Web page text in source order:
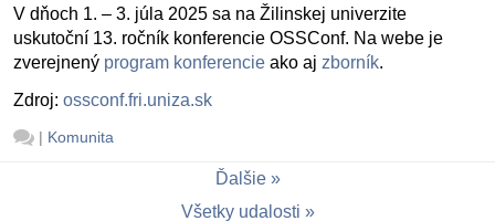
V dňoch 1. – 3. júla 2025 sa na Žilinskej univerzite
uskutoční 13. ročník konferencie OSSConf. Na webe je
zverejnený program konferencie ako aj zborník.
Zdroj: ossconf.fri.uniza.sk
| Komunita
Ďalšie
Všetky udalosti